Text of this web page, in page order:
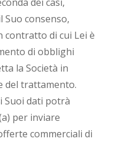
Suo consenso,
contratto di cui Lei è
di obblighi
la Società in
del trattamento.
Suoi dati potrà
per inviare
commerciali di